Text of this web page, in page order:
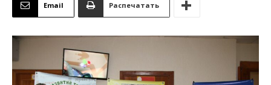
Email Распечатать